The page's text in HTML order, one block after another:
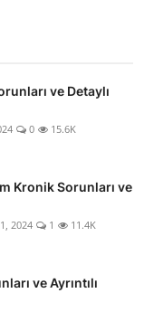
ve Detaylı
0 15.6K
Kronik Sorunları ve
2024 1 11.4K
ve Ayrıntılı